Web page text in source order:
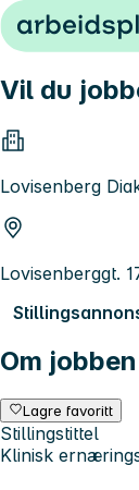
Hopp til
Vil du
Lovisenberg
Lovisenberggt.
Om jobben
Lagre favoritt
Stillingstittel
Klinisk